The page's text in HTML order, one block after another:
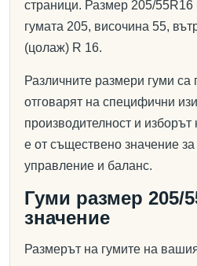
страници. Размер 205/
гумата 205, височина 55,
(цолаж) R 16.
Различните размери гуми са
отговарят на специфични
производителност и
е от съществено значение
управление и баланс.
Гуми размер 205/
значение
Размерът на гумите на